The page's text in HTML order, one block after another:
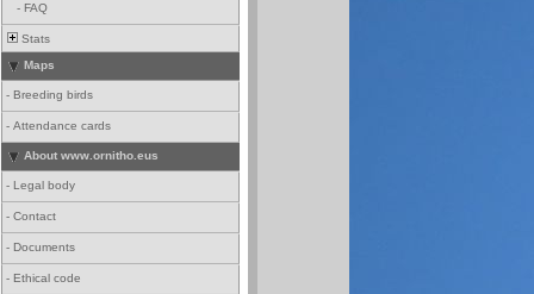
- FAQ
Stats
Maps
- Breeding birds
- Attendance cards
About www.ornitho.eus
- Legal body
- Contact
- Documents
- Ethical code